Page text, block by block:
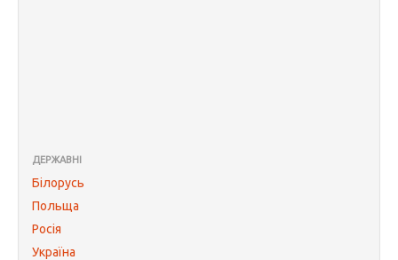
ДЕРЖАВНІ
Білорусь
Польща
Росія
Україна